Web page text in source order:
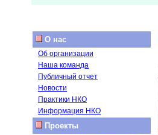
О нас
Об организации
Наша команда
Публичный отчет
Новости
Практики НКО
Информация НКО
Проекты